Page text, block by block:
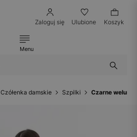
Zaloguj się Ulubione Koszyk
Menu
Czółenka damskie Szpilki Czarne